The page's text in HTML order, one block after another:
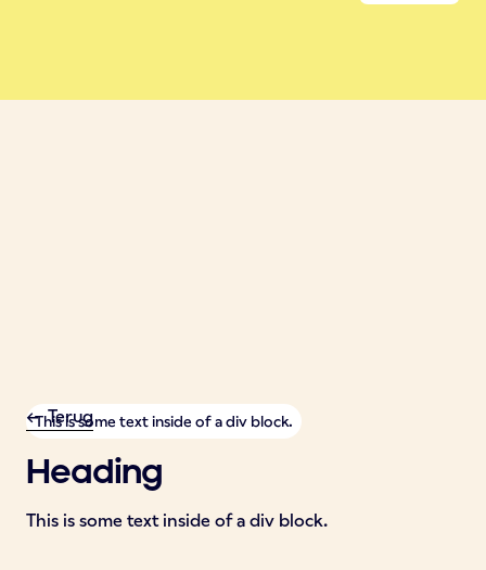
This is some text inside of a div block.
Heading
This is some text inside of a div block.
<- Terug